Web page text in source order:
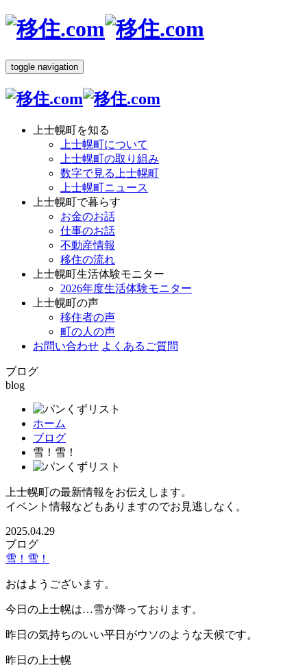
toggle navigation
上士幌町を知る
上士幌町について
上士幌町の取り組み
数字で見る上士幌町
上士幌町ニュース
上士幌町で暮らす
お金のお話
仕事のお話
不動産情報
移住の流れ
上士幌町生活体験モニター
2026年度生活体験モニター
上士幌町の声
移住者の声
町の人の声
お問い合わせ よくあるご質問
ブログ
blog
ホーム
ブログ
雪！雪！
上士幌町の最新情報をお伝えします。
イベント情報などもありますのでお見逃しなく。
2025.04.29
ブログ
雪！雪！
おはようございます。
今日の上士幌は…雪が降っております。
昨日の気持ちのいい平日がウソのような天候です。
昨日の上士幌